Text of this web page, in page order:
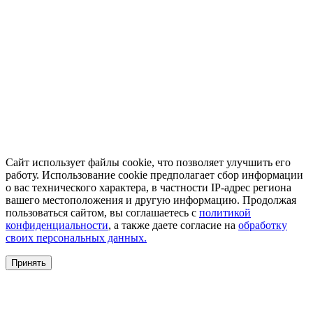
Сайт использует файлы cookie, что позволяет улучшить его
работу. Использование cookie предполагает сбор информации
о вас технического характера, в частности IP-адрес региона
вашего местоположения и другую информацию. Продолжая
пользоваться сайтом, вы соглашаетесь с политикой
конфиденциальности, а также даете согласие на обработку
своих персональных данных.
Принять